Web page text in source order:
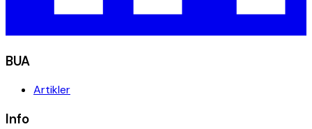
BUA
Artikler
Info